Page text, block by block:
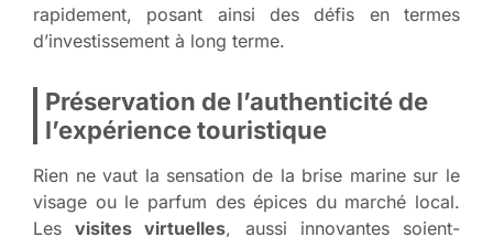
rapidement, posant ainsi des défis en termes
d’investissement à long terme.
Préservation de l’authenticité de
l’expérience touristique
Rien ne vaut la sensation de la brise marine sur le
visage ou le parfum des épices du marché local.
Lesvisites virtuelles, aussi innovantes soient-